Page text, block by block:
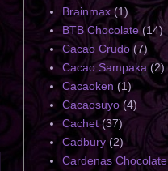
Brainmax (1)
BTB Chocolate (14)
Cacao Crudo (7)
Cacao Sampaka (2)
Cacaoken (1)
Cacaosuyo (4)
Cachet (37)
Cadbury (2)
Cardenas Chocolate